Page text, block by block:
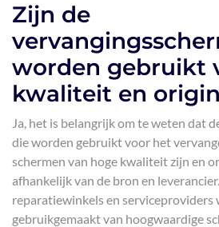
Zijn de
worden gebruikt
kwaliteit en
Ja, het is belangrijk om te weten dat
die worden gebruikt voor het
schermen van hoge kwaliteit zijn en
afhankelijk van de bron en
reparatiewinkels en serviceproviders
gebruikgemaakt van hoogwaardige